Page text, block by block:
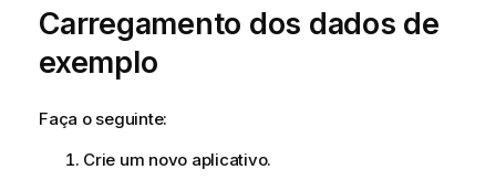
Carregamento dos dados de
exemplo
Faça o seguinte:
Crie um novo aplicativo.